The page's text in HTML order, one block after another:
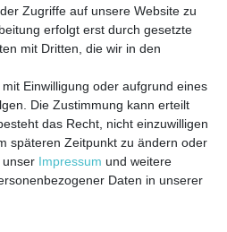
auf dem Laufenden
Neuigkeiten verpassen?
heute zu unserem Newsletter an:
Zugriffe auf unsere Website zu
erfolgt erst durch gesetzte
mit Dritten, die wir in den
Einwilligung oder aufgrund eines
Die Zustimmung kann erteilt
das Recht, nicht einzuwilligen
späteren Zeitpunkt zu ändern oder
unser Impressum und weitere
Daten in unserer